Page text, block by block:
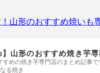
山形のおすすめ焼いも
】山形のおすすめ焼き芋
すめの焼き芋専門店のまとめ記事
る焼き